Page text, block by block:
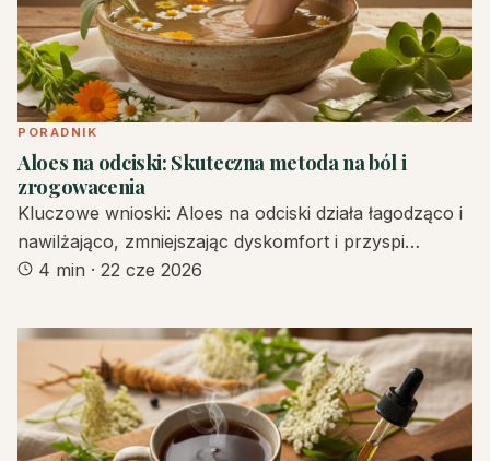
PORADNIK
Aloes na odciski: Skuteczna metoda na ból i
zrogowacenia
Kluczowe wnioski: Aloes na odciski działa łagodząco i
nawilżająco, zmniejszając dyskomfort i przyspi…
4 min · 22 cze 2026